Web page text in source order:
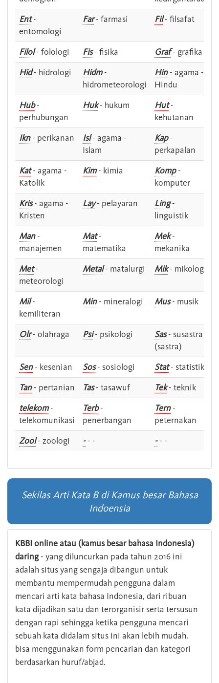
Ent-
entomologi
Far- farmasi Fil- filsafat
Filol- folologi Fis- fisika Graf- grafika
Hid- hidrologi Hidm-
hidrometeorologi
Hin- agama -
Hindu
Hub-
perhubungan
Huk- hukum Hut-
kehutanan
Ikn- perikanan Isl- agama -
Islam
Kap-
perkapalan
Kat- agama -
Katolik
Kim- kimia Komp-
komputer
Kris- agama -
Kristen
Lay- pelayaran Ling-
linguistik
Man-
manajemen
Mat-
matematika
Mek-
mekanika
Met-
meteorologi
Metal- matalurgi Mik- mikologi
Mil-
kemiliteran
Min- mineralogi Mus- musik
Olr- olahraga Psi- psikologi Sas- susastra -
(sastra)
Sen- kesenian Sos- sosiologi Stat- statistik
Tan- pertanian Tas- tasawuf Tek- teknik
telekom-
telekomunikasi
Terb-
penerbangan
Tern-
peternakan
Zool- zoologi -- - -- -
Sekilas Arti Kata B di Kamus besar Bahasa
Indoensia
KBBI online atau (kamus besar bahasa Indonesia)
daring- yang diluncurkan pada tahun 2016 ini
adalah situs yang sengaja dibangun untuk
membantu mempermudah pengguna dalam
mencari arti kata bahasa Indonesia, dari ribuan
kata dijadikan satu dan terorganisir serta tersusun
dengan rapi sehingga ketika pengguna mencari
sebuah kata didalam situs ini akan lebih mudah.
bisa menggunakan form pencarian dan kategori
berdasarkan huruf/abjad.